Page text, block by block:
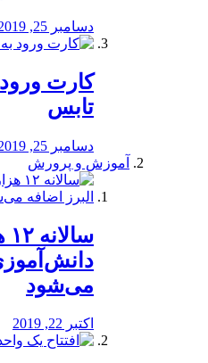
دسامبر 25, 2019
کارت ورود
تابس
دسامبر 25, 2019
آموزش و پرورش
می‌شود
اکتبر 22, 2019